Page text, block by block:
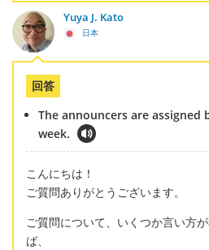
Yuya J. Kato
日本
回答
The announcers are
week.
こんにちは！
ご質問ありがとうございます。
ご質問について、いくつか言い方
ば、